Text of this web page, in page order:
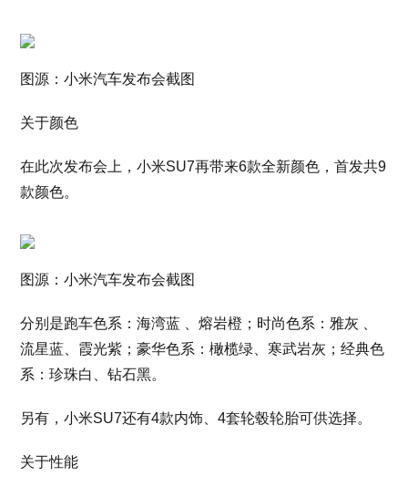
图源：小米汽车发布会截图
关于颜色
在此次发布会上，小米SU7再带来6款全新颜色，首发共9
款颜色。
图源：小米汽车发布会截图
分别是跑车色系：海湾蓝 、熔岩橙；时尚色系：雅灰 、
流星蓝、霞光紫；豪华色系：橄榄绿、寒武岩灰；经典色
系：珍珠白、钻石黑。
另有，小米SU7还有4款内饰、4套轮毂轮胎可供选择。
关于性能